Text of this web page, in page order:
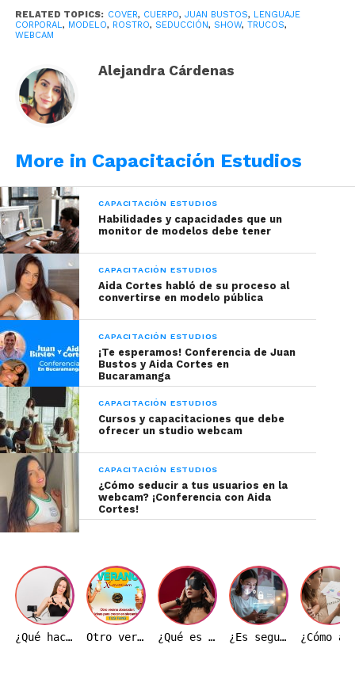
No solo tú debes seducir a tu usuario, tu room
también debe hacerlo. Que el lugar en donde estás
Ya estando en tu sala, es trabajo tuyo seducirlos.
Para lograr seducir, es imprescindible tener un
buen lenguaje corporal.En Juan Bustos Studio te
capacitamos
de corporalidad y seas un éxito frente a la cámara.
Tomada de: Freepik
Trucos sobre lenguaje
corporal
Utiliza sillas que preferiblemente no
tengan espaldar, para que tu cuerpo
RELATED TOPICS: COVER, CUERPO, JUAN BUSTOS, LENGUAJE
CORPORAL, MODELO, ROSTRO, SEDUCCIÓN, SHOW, TRUCOS,
WEBCAM
Alejandra Cárdenas
More in Capacitación Estudios
CAPACITACIÓN ESTUDIOS
Habilidades y capacidades que un
monitor de modelos debe tener
CAPACITACIÓN ESTUDIOS
Aida Cortes habló de su proceso al
convertirse en modelo pública
CAPACITACIÓN ESTUDIOS
¡Te esperamos! Conferencia de Juan
Bustos y Aida Cortes en
Bucaramanga
CAPACITACIÓN ESTUDIOS
Cursos y capacitaciones que debe
ofrecer un studio webcam
CAPACITACIÓN ESTUDIOS
¿Cómo seducir a tus usuarios en la
webcam? ¡Conferencia con Aida
Cortes!
¿Qué hace realmente una modelo webcam durante una transmisión? Otro verano ardiente: Ideas de transmisión para hacer crecer tu base de fans ¿Qué es el BDSM y por qué es importante entenderlo correctamente? ¿Es seguro trabajar como modelo webcam en Colombia?